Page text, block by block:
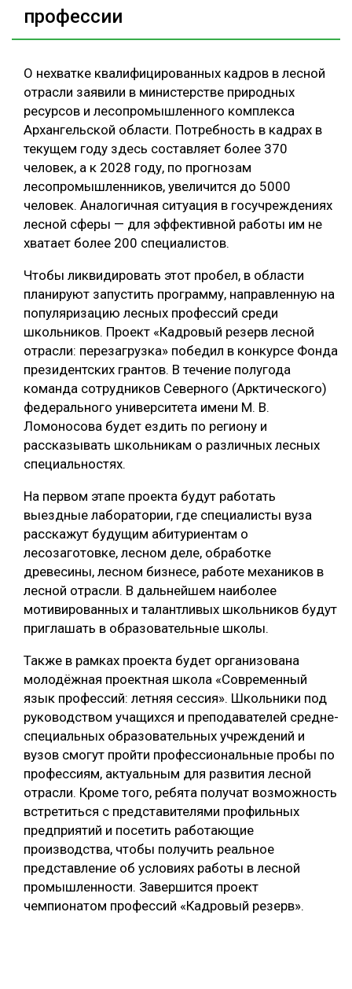
профессии
О нехватке квалифицированных кадров в лесной
отрасли заявили в министерстве природных
ресурсов и лесопромышленного комплекса
Архангельской области. Потребность в кадрах в
текущем году здесь составляет более 370
человек, а к 2028 году, по прогнозам
лесопромышленников, увеличится до 5000
человек. Аналогичная ситуация в госучреждениях
лесной сферы — для эффективной работы им не
хватает более 200 специалистов.
Чтобы ликвидировать этот пробел, в области
планируют запустить программу, направленную на
популяризацию лесных профессий среди
школьников. Проект «Кадровый резерв лесной
отрасли: перезагрузка» победил в конкурсе Фонда
президентских грантов. В течение полугода
команда сотрудников Северного (Арктического)
федерального университета имени М. В.
Ломоносова будет ездить по региону и
рассказывать школьникам о различных лесных
специальностях.
На первом этапе проекта будут работать
выездные лаборатории, где специалисты вуза
расскажут будущим абитуриентам о
лесозаготовке, лесном деле, обработке
древесины, лесном бизнесе, работе механиков в
лесной отрасли. В дальнейшем наиболее
мотивированных и талантливых школьников будут
приглашать в образовательные школы.
Также в рамках проекта будет организована
молодёжная проектная школа «Современный
язык профессий: летняя сессия». Школьники под
руководством учащихся и преподавателей средне-
специальных образовательных учреждений и
вузов смогут пройти профессиональные пробы по
профессиям, актуальным для развития лесной
отрасли. Кроме того, ребята получат возможность
встретиться с представителями профильных
предприятий и посетить работающие
производства, чтобы получить реальное
представление об условиях работы в лесной
промышленности. Завершится проект
чемпионатом профессий «Кадровый резерв».